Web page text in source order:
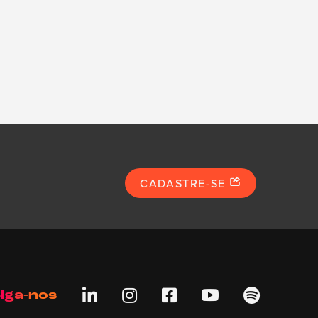
CADASTRE-SE
nos     